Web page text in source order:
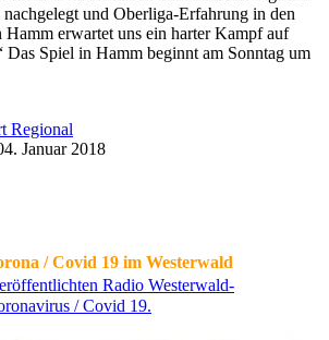
und Oberliga-Erfahrung in den
erwartet uns ein harter Kampf auf
Das Spiel in Hamm beginnt am Sonntag um
Regional
Januar 2018
/ Covid 19 im Westerwald
Radio Westerwald-
/ Covid 19.